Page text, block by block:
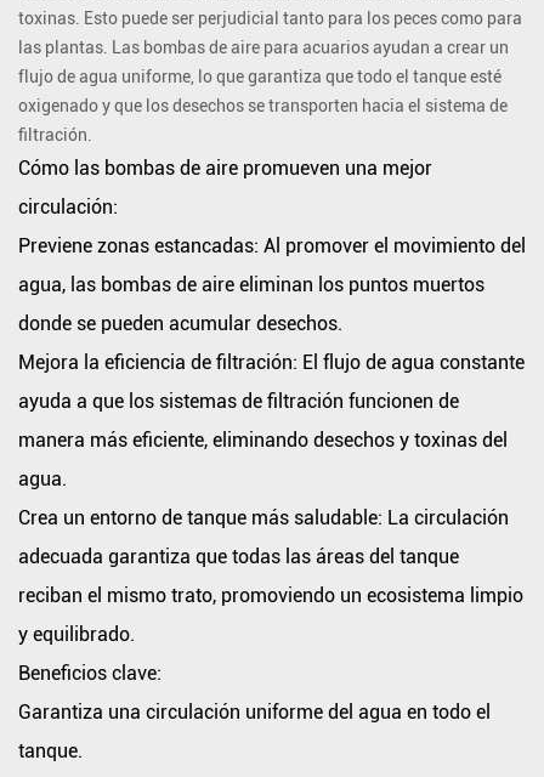
una
circulación
adecuada
Cómo
de
aire
promueven
una
mejor
Beneficios
clave:
3.
Impulsar
la
la
biofiltración
El
papel
toxinas. Esto puede ser perjudicial tanto para los peces como para
las plantas. Las bombas de aire para acuarios ayudan a crear un
flujo de agua uniforme, lo que garantiza que todo el tanque esté
oxigenado y que los desechos se transporten hacia el sistema de
filtración.
Cómo las bombas de aire promueven una mejor
circulación:
Previene zonas estancadas: Al promover el movimiento del
agua, las bombas de aire eliminan los puntos muertos
donde se pueden acumular desechos.
Mejora la eficiencia de filtración: El flujo de agua constante
ayuda a que los sistemas de filtración funcionen de
manera más eficiente, eliminando desechos y toxinas del
agua.
Crea un entorno de tanque más saludable: La circulación
adecuada garantiza que todas las áreas del tanque
reciban el mismo trato, promoviendo un ecosistema limpio
y equilibrado.
Beneficios clave:
Garantiza una circulación uniforme del agua en todo el
tanque.